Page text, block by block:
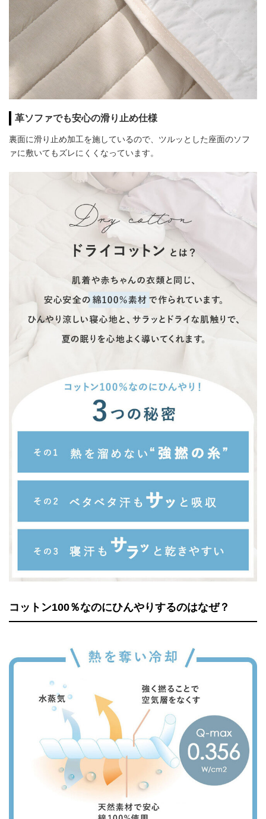
革ソファでも安心の滑り止め仕様
裏面に滑り止め加工を施しているので、ツルッとした座面のソフ
ァに敷いてもズレにくくなっています。
コットン100％なのにひんやりするのはなぜ？